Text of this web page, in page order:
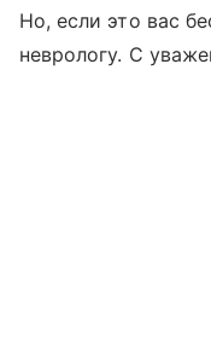
Но, если это вас
неврологу. С